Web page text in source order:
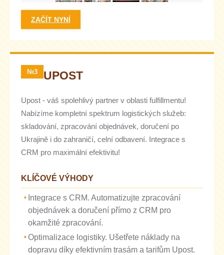
ZAČÍT NYNÍ
№3 UPOST
Upost - váš spolehlivý partner v oblasti fulfillmentu!
Nabízíme kompletní spektrum logistických služeb:
skladování, zpracování objednávek, doručení po
Ukrajině i do zahraničí, celní odbavení. Integrace s
CRM pro maximální efektivitu!
KLÍČOVÉ VÝHODY
Integrace s CRM. Automatizujte zpracování
objednávek a doručení přímo z CRM pro
okamžité zpracování.
Optimalizace logistiky. Ušetřete náklady na
dopravu díky efektivním trasám a tarifům Upost.